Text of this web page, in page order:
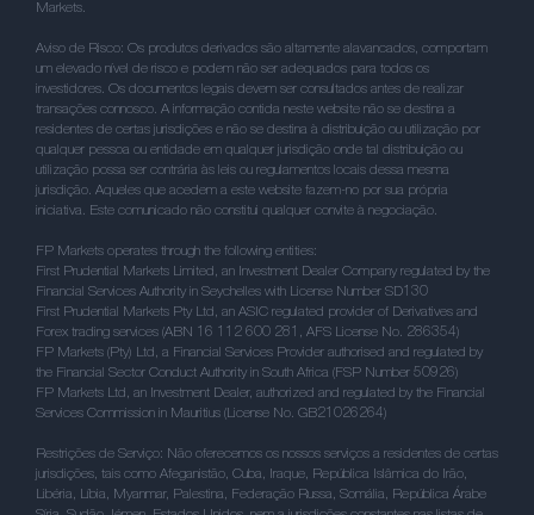
Markets.
Aviso de Risco: Os produtos derivados são altamente alavancados, comportam
um elevado nível de risco e podem não ser adequados para todos os
investidores. Os documentos legais devem ser consultados antes de realizar
transações connosco. A informação contida neste website não se destina a
residentes de certas jurisdições e não se destina à distribuição ou utilização por
qualquer pessoa ou entidade em qualquer jurisdição onde tal distribuição ou
utilização possa ser contrária às leis ou regulamentos locais dessa mesma
jurisdição. Aqueles que acedem a este website fazem-no por sua própria
iniciativa. Este comunicado não constitui qualquer convite à negociação.
FP Markets operates through the following entities:
First Prudential Markets Limited, an Investment Dealer Company regulated by the
Financial Services Authority in Seychelles with License Number SD130
First Prudential Markets Pty Ltd, an ASIC regulated provider of Derivatives and
Forex trading services (ABN 16 112 600 281, AFS License No. 286354)
FP Markets (Pty) Ltd, a Financial Services Provider authorised and regulated by
the Financial Sector Conduct Authority in South Africa (FSP Number 50926)
FP Markets Ltd, an Investment Dealer, authorized and regulated by the Financial
Services Commission in Mauritius (License No. GB21026264)
Restrições de Serviço: Não oferecemos os nossos serviços a residentes de certas
jurisdições, tais como Afeganistão, Cuba, Iraque, República Islâmica do Irão,
Libéria, Líbia, Myanmar, Palestina, Federação Russa, Somália, República Árabe